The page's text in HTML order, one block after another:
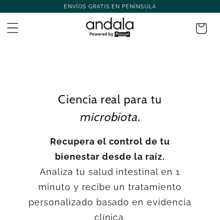
Ir directamenteENVÍOS GRATIS EN PENÍNSULA
Carrito